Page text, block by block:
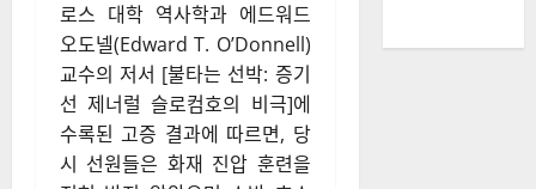
로스 대학 역사학과 에드워드
오도넬(Edward T. O’Donnell)
교수의 저서 [불타는 선박: 증기
선 제너럴 슬로컴호의 비극]에
수록된 고증 결과에 따르면, 당
시 선원들은 화재 진압 훈련을